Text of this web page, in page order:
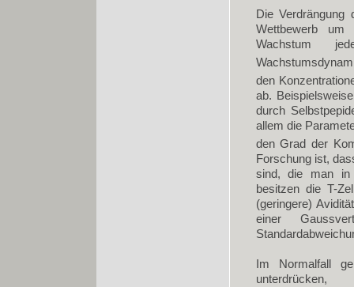
Die Verdrängung
Wettbewerb um
Wachstum
den
ab.
durch
allem die
den Grad der
Forschung ist,
sind, die man in
besitzen die T-
(geringere)
einer
Im Normalfall